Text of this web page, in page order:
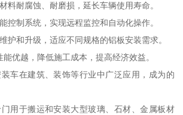
料耐腐蚀、耐磨损，延长车辆使用寿命。
控制系统，实现远程监控和自动化操作。
护和升级，适应不同规格的铝板安装需求。
优越，降低施工成本，提高经济效益。
车在建筑、装饰等行业中广泛应用，成为的
用于搬运和安装大型玻璃、石材、金属板材